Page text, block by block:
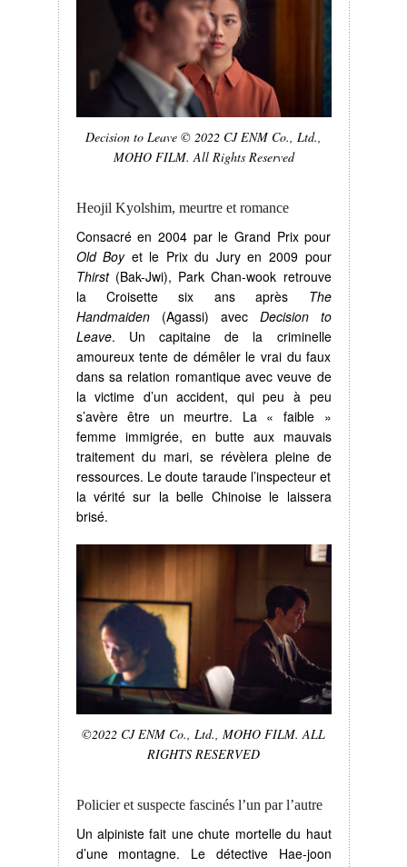
Decision to Leave © 2022 CJ ENM Co., Ltd.,
MOHO FILM. All Rights Reserved
Heojil Kyolshim, meurtre et romance
Consacré en 2004 par le Grand Prix pour
Old Boyet le Prix du Jury en 2009 pour
Thirst(Bak-Jwi), Park Chan-wook retrouve
la Croisette six ans après The
Handmaiden(Agassi) avec Decision to
Leave. Un capitaine de la criminelle
amoureux tente de démêler le vrai du faux
dans sa relation romantique avec veuve de
la victime d’un accident, qui peu à peu
s’avère être un meurtre. La « faible »
femme immigrée, en butte aux mauvais
traitement du mari, se révèlera pleine de
ressources. Le doute taraude l’inspecteur et
la vérité sur la belle Chinoise le laissera
brisé.
©2022 CJ ENM Co., Ltd., MOHO FILM. ALL
RIGHTS RESERVED
Policier et suspecte fascinés l’un par l’autre
Un alpiniste fait une chute mortelle du haut
d’une montagne. Le détective Hae-joon